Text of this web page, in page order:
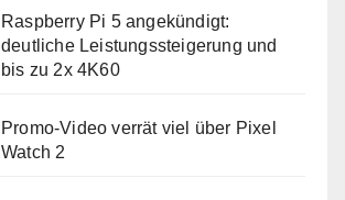
Raspberry Pi 5 angekündigt:
deutliche Leistungssteigerung und
bis zu 2x 4K60
Promo-Video verrät viel über Pixel
Watch 2